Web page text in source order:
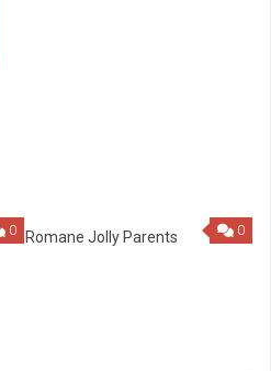
0 0
Romane Jolly Parents